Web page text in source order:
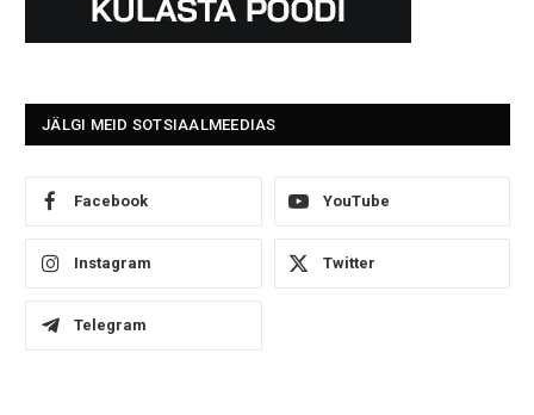
JÄLGI MEID SOTSIAALMEEDIAS
Facebook YouTube
Instagram Twitter
Telegram